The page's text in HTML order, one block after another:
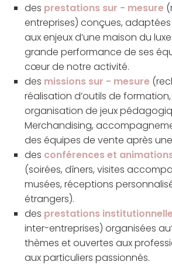
des prestations sur - mesure
entreprises) conçues,
aux enjeux d’une maison du
grande performance de ses
cœur de notre activité.
des missions sur - mesure
réalisation d’outils de
organisation de jeux
Merchandising,
des équipes de vente après
des conférences et
(soirées, dîners, visites
musées, réceptions
étrangers).
des prestations
inter-entreprises) organisées
thèmes et ouvertes aux
aux particuliers passionnés.